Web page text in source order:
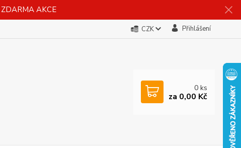
AKCE
CZK Přihlášení
0 ks
za 0,00 Kč